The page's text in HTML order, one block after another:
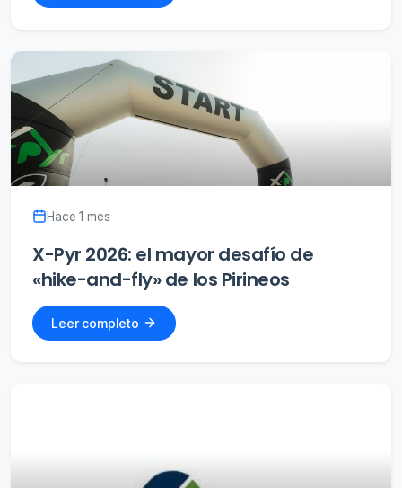
Hace 1 mes
X-Pyr 2026: el mayor desafío de
«hike-and-fly» de los Pirineos
Leer completo